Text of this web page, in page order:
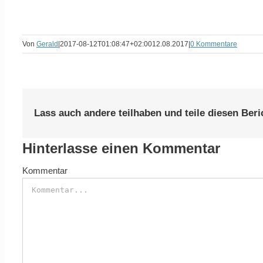
Von Gerald 2017-08-12T01:08:47+02:0012.08.2017 0 Kommentare
Lass auch andere teilhaben und teile diesen
Hinterlasse einen Kommentar
Kommentar